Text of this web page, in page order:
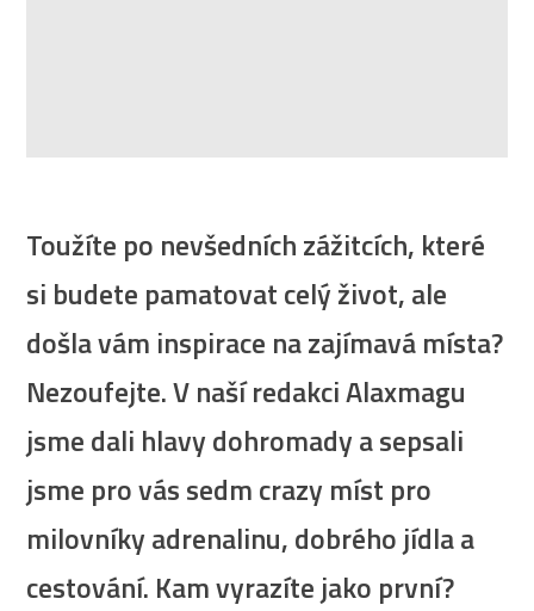
Toužíte po nevšedních zážitcích, které
si budete pamatovat celý život, ale
došla vám inspirace na zajímavá místa?
Nezoufejte. V naší redakci Alaxmagu
jsme dali hlavy dohromady a sepsali
jsme pro vás sedm crazy míst pro
milovníky adrenalinu, dobrého jídla a
cestování. Kam vyrazíte jako první?